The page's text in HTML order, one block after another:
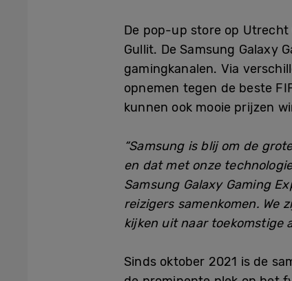
De pop-up store op
Gullit. De Samsung Galaxy
gamingkanalen. Via
opnemen tegen de beste
kunnen ook mooie prijzen
“Samsung is blij om de
en dat met onze
Samsung Galaxy Gaming
reizigers samenkomen. We
kijken uit naar toekomstige
Sinds oktober 2021 is de